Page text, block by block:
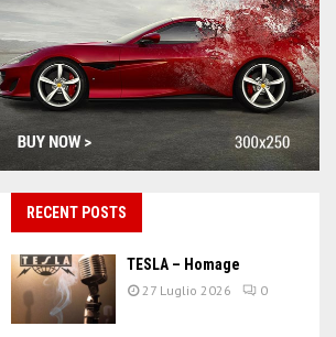
RECENT POSTS
TESLA – Homage
27 Luglio 2026 0